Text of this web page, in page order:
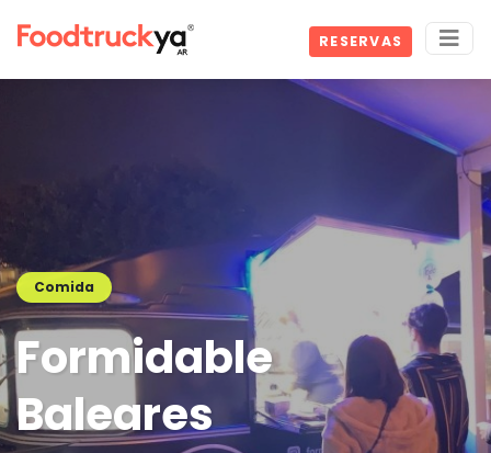
RESERVAS
Comida
Formidable
Baleares